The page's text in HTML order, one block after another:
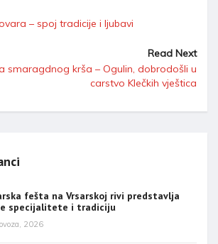
– spoj tradicije i ljubavi
Read Next
smaragdnog krša – Ogulin, dobrodošli u
carstvo Klečkih vještica
fešta na Vrsarskoj rivi predstavlja
specijalitete i tradiciju
2026